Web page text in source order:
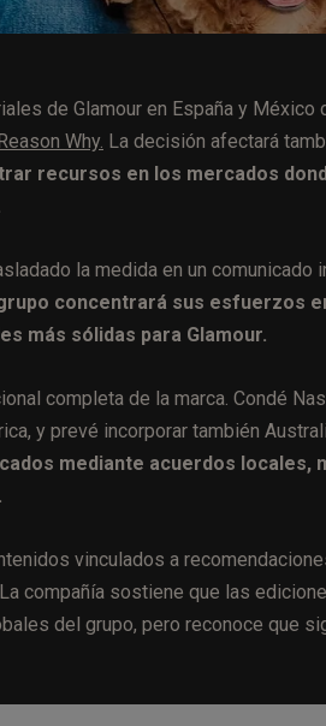
de Glamour en España y México
Why. La decisión afectará
recursos en los mercados
la medida en un
concentrará sus esfuerzos
más sólidas para Glamour.
completa de la marca. Condé
y prevé incorporar también
mediante acuerdos locales,
vinculados a
compañía sostiene que las
del grupo, pero reconoce que